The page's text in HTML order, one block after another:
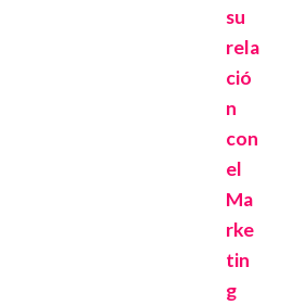
su
rela
ció
n
con
el
Ma
rke
tin
g